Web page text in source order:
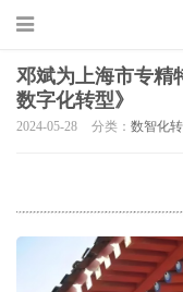
邓斌为上海市专精
数字化转型》
2024-05-28 分类： 数智化